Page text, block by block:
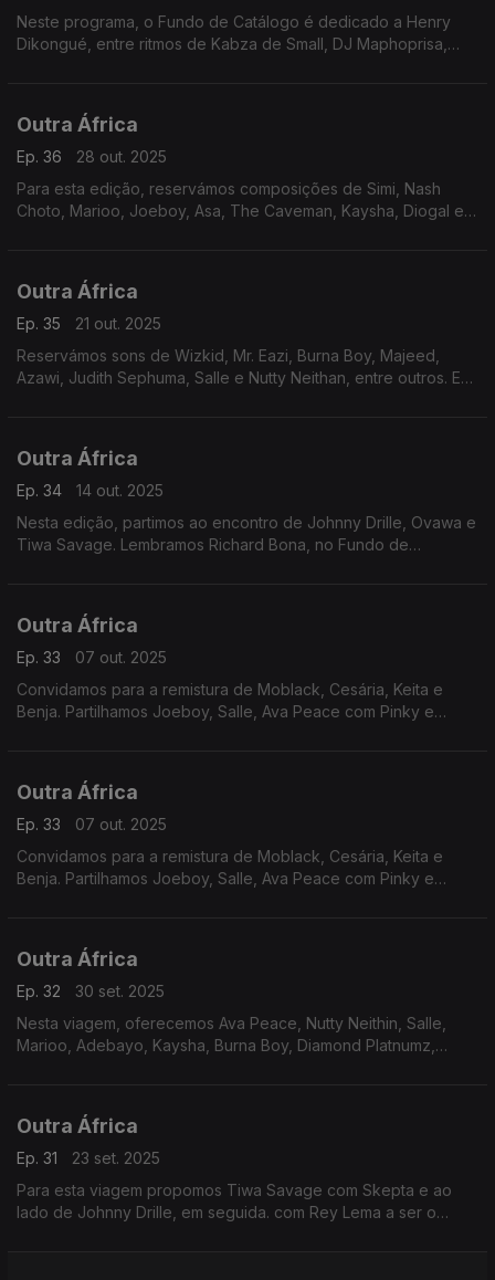
Neste programa, o Fundo de Catálogo é dedicado a Henry
Dikongué, entre ritmos de Kabza de Small, DJ Maphoprisa,
Outra África
Ep. 36
28 out. 2025
Para esta edição, reservámos composições de Simi, Nash
Choto, Marioo, Joeboy, Asa, The Caveman, Kaysha, Diogal e
Outra África
Ep. 35
21 out. 2025
Reservámos sons de Wizkid, Mr. Eazi, Burna Boy, Majeed,
Azawi, Judith Sephuma, Salle e Nutty Neithan, entre outros. E
Outra África
Ep. 34
14 out. 2025
Nesta edição, partimos ao encontro de Johnny Drille, Ovawa e
Tiwa Savage. Lembramos Richard Bona, no Fundo de
Outra África
Ep. 33
07 out. 2025
Convidamos para a remistura de Moblack, Cesária, Keita e
Benja. Partilhamos Joeboy, Salle, Ava Peace com Pinky e
Outra África
Ep. 33
07 out. 2025
Convidamos para a remistura de Moblack, Cesária, Keita e
Benja. Partilhamos Joeboy, Salle, Ava Peace com Pinky e
Outra África
Ep. 32
30 set. 2025
Nesta viagem, oferecemos Ava Peace, Nutty Neithin, Salle,
Marioo, Adebayo, Kaysha, Burna Boy, Diamond Platnumz,
Outra África
Ep. 31
23 set. 2025
Para esta viagem propomos Tiwa Savage com Skepta e ao
lado de Johnny Drille, em seguida. com Rey Lema a ser o